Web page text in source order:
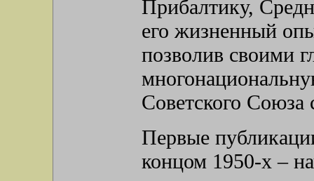
Прибалтику,
его жизненный
позволив своими
Советского
Первые
концом 1950-х –